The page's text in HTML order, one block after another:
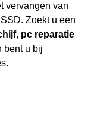
vervangen van
Zoekt u een
, pc reparatie
bent u bij